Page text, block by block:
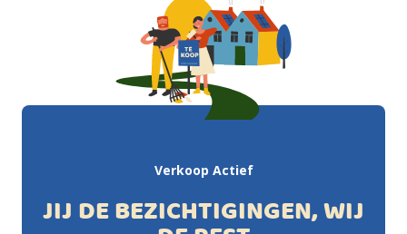
Verkoop Actief
JIJ DE BEZICHTIGINGEN, WIJ